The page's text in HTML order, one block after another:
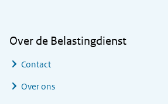
Over de Belastingdienst
Contact
Over ons